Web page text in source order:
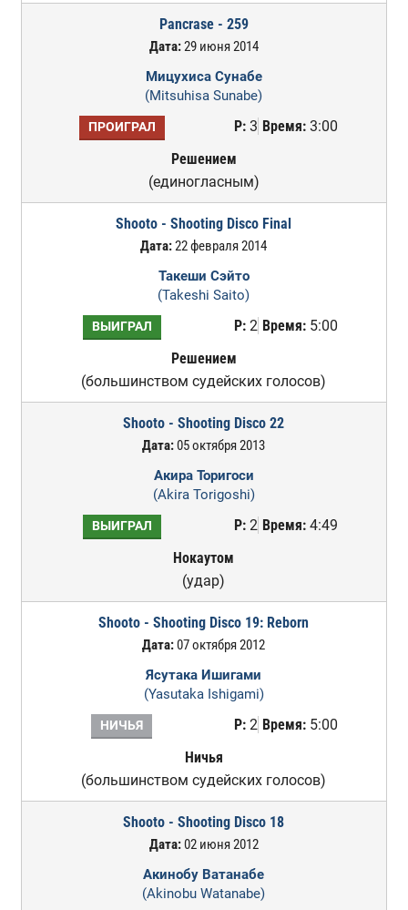
Pancrase - 259
Дата:29 июня 2014
Мицухиса Сунабе
(Mitsuhisa Sunabe)
ПРОИГРАЛ Р:3 Время:3:00
Решением
(единогласным)
Shooto - Shooting Disco Final
Дата:22 февраля 2014
Такеши Сэйто
(Takeshi Saito)
ВЫИГРАЛ Р:2 Время:5:00
Решением
(большинством судейских голосов)
Shooto - Shooting Disco 22
Дата:05 октября 2013
Акира Торигоси
(Akira Torigoshi)
ВЫИГРАЛ Р:2 Время:4:49
Нокаутом
(удар)
Shooto - Shooting Disco 19: Reborn
Дата:07 октября 2012
Ясутака Ишигами
(Yasutaka Ishigami)
НИЧЬЯ Р:2 Время:5:00
Ничья
(большинством судейских голосов)
Shooto - Shooting Disco 18
Дата:02 июня 2012
Акинобу Ватанабе
(Akinobu Watanabe)